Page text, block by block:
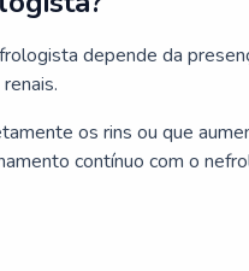
depende da
os rins ou que
contínuo com o